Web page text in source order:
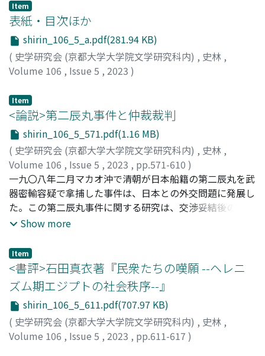
Item
表紙・目次ほか
shirin_106_5_a.pdf(281.94 KB)
( 史学研究会 (京都大学大学院文学研究科内) , 史林 ,
Volume 106 , Issue 5 , 2023 )
Item
<論説>第二辰丸事件と仲裁裁判
shirin_106_5_571.pdf(1.16 MB)
( 史学研究会 (京都大学大学院文学研究科内) , 史林 ,
Volume 106 , Issue 5 , 2023 , pp.571-610 )
箱田, 恵子;HAKODA, Keiko
一九〇八年二月マカオ沖で清朝が日本船籍の第二辰丸を武
器密輸容疑で拿捕した事件は、日本との外交問題に発展し
た。この第二辰丸事件に関する研究は、交渉妥結後の反日
ボイコットに集中してきた。だが、清朝外務部が英国海軍
の新聞報道を通じて予想外の影響を引き起こしており、こ
の件は日清と仲裁裁判をめぐる議論に新たな視点を与えて
くれる。まず、当時の日本は仲裁裁判に消極的・反対的だ
ったとされるが、この事件の仲裁裁判付託を一旦は閣議決
定していた。また、『タイムズ』北京通信員モリソンは、
第二辰丸事件とハーグ常設仲裁裁判所を結び付け、日露と
の満洲をめぐる懸案こそハーグ常設仲裁裁判所付託に相応
Show more
Item
<書評>石田真衣著『民衆たちの嘆願 --ヘレニ
ズム期エジプトの社会秩序--』
shirin_106_5_611.pdf(707.97 KB)
( 史学研究会 (京都大学大学院文学研究科内) , 史林 ,
Volume 106 , Issue 5 , 2023 , pp.611-617 )